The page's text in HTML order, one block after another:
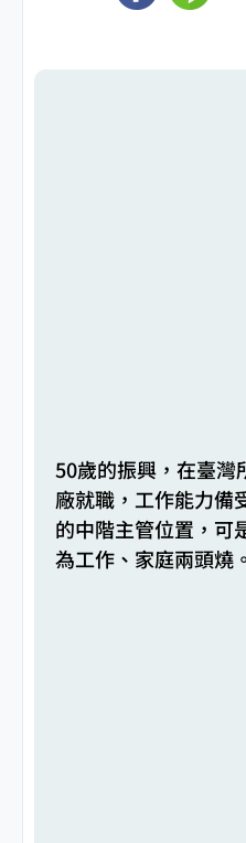
50歲的振興，在臺灣
廠就職，工作能力備
的中階主管位置，可
為工作、家庭兩頭燒。